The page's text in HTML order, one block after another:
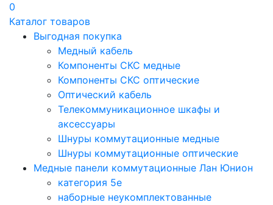
0
Каталог товаров
Выгодная покупка
Медный кабель
Компоненты СКС медные
Компоненты СКС оптические
Оптический кабель
Телекоммуникационное шкафы и
аксессуары
Шнуры коммутационные медные
Шнуры коммутационные оптические
Медные панели коммутационные Лан Юнион
категория 5e
наборные неукомплектованные